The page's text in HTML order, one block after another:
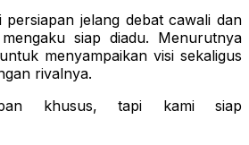
persiapan jelang debat cawali dan
siap diadu. Menurutnya
menyampaikan visi sekaligus
rivalnya.
khusus, tapi kami siap